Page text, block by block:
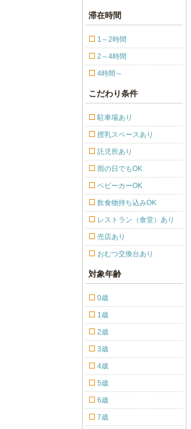
滞在時間
1～2時間
2～4時間
4時間～
こだわり条件
駐車場あり
授乳スペースあり
託児所あり
雨の日でもOK
ベビーカーOK
飲食物持ち込みOK
レストラン（食堂）あり
売店あり
おむつ交換台あり
対象年齢
0歳
1歳
2歳
3歳
4歳
5歳
6歳
7歳